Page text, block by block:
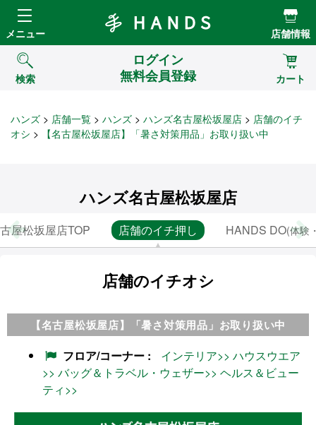
Hands ハンズ
メニュー 店舗情報
検索
ログイン
無料会員登録
カート
ハンズ 店舗一覧 ハンズ ハンズ名古屋松坂屋店
店舗のイチ
オシ
【名古屋松坂屋店】「暑さ対策用品」お取り扱い中
ハンズ名古屋松坂屋店
屋松坂屋店TOP 店舗のイチ押し HANDS DO(体験
店舗のイチオシ
【名古屋松坂屋店】「暑さ対策用品」お取り扱い中
フロア/コーナー インテリア>> ハウスウエア
>> バッグ＆トラベル・ウェザー>> ヘルス＆ビュー
ティ>>